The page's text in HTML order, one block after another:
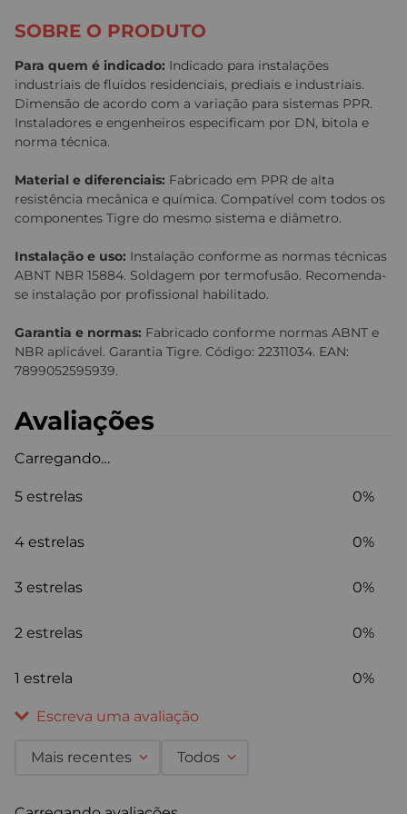
SOBRE O PRODUTO
Para quem é indicado: Indicado para instalações
industriais de fluidos residenciais, prediais e industriais.
Dimensão de acordo com a variação para sistemas PPR.
Instaladores e engenheiros especificam por DN, bitola e
norma técnica.
Material e diferenciais: Fabricado em PPR de alta
resistência mecânica e química. Compatível com todos os
componentes Tigre do mesmo sistema e diâmetro.
Instalação e uso: Instalação conforme as normas técnicas
ABNT NBR 15884. Soldagem por termofusão. Recomenda-
se instalação por profissional habilitado.
Garantia e normas: Fabricado conforme normas ABNT e
NBR aplicável. Garantia Tigre. Código: 22311034. EAN:
7899052595939.
Avaliações
Carregando…
5 estrelas 0%
4 estrelas 0%
3 estrelas 0%
2 estrelas 0%
1 estrela 0%
Escreva uma avaliação
Mais recentes Todos